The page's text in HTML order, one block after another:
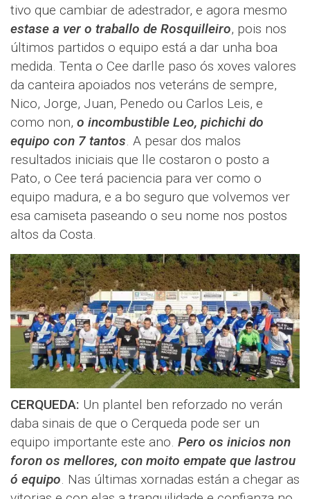
tivo que cambiar de adestrador, e agora mesmo
estase a ver o traballo de Rosquilleiro, pois nos
últimos partidos o equipo está a dar unha boa
medida. Tenta o Cee darlle paso ós xoves valores
da canteira apoiados nos veteráns de sempre,
Nico, Jorge, Juan, Penedo ou Carlos Leis, e
como non, o incombustible Leo, pichichi do
equipo con 7 tantos. A pesar dos malos
resultados iniciais que lle costaron o posto a
Pato, o Cee terá paciencia para ver como o
equipo madura, e a bo seguro que volvemos ver
esa camiseta paseando o seu nome nos postos
altos da Costa.
CERQUEDA: Un plantel ben reforzado no verán
daba sinais de que o Cerqueda pode ser un
equipo importante este ano. Pero os inicios non
foron os mellores, con moito empate que lastrou
ó equipo. Nas últimas xornadas están a chegar as